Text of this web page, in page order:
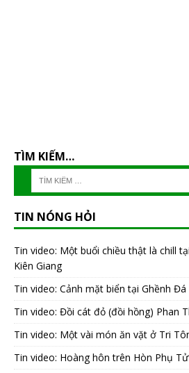
TÌM KIẾM…
TIN NÓNG HỎI
Tin video: Một buổi chiều thật là chill
Kiên Giang
Tin video: Cảnh mặt biển tại Ghềnh
Tin video: Đồi cát đỏ (đồi hồng) Phan
Tin video: Một vài món ăn vặt ở Tri
Tin video: Hoàng hôn trên Hòn Phụ Tử